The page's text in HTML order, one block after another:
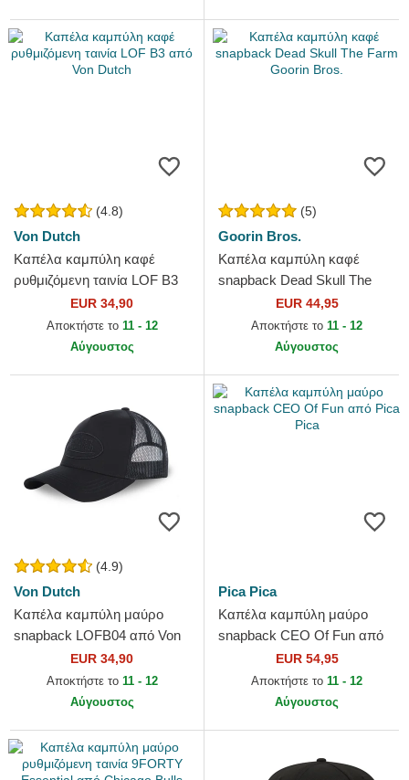
(4.8)
Von Dutch
Καπέλα καμπύλη καφέ
ρυθμιζόμενη ταινία LOF B3
από Von DutchEUR 34,90
Αποκτήστε το 11 - 12
Αύγουστος
(5)
Goorin Bros.
Καπέλα καμπύλη καφέ
snapback Dead Skull The
Farm Goorin Bros.
EUR 44,95
Αποκτήστε το 11 - 12
Αύγουστος
(4.9)
Von Dutch
Καπέλα καμπύλη μαύρο
snapback LOFB04 από Von
EUR 34,90
Αποκτήστε το 11 - 12
Αύγουστος
Pica Pica
Καπέλα καμπύλη μαύρο
snapback CEO Of Fun από
EUR 54,95
Αποκτήστε το 11 - 12
Αύγουστος